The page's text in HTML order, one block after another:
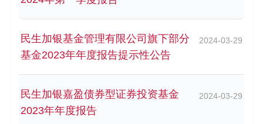
民生加银基金管理有限公司旗下部分
基金2023年年度报告提示性公告
2024-03-29
民生加银嘉盈债券型证券投资基金
2023年年度报告
2024-03-29